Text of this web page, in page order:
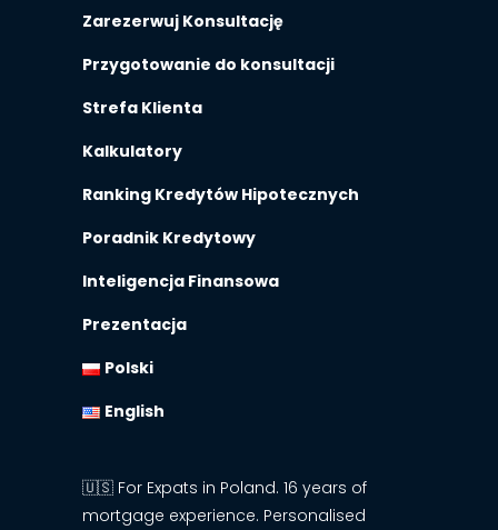
Zarezerwuj Konsultację
Przygotowanie do konsultacji
Strefa Klienta
Kalkulatory
Ranking Kredytów Hipotecznych
Poradnik Kredytowy
Inteligencja Finansowa
Prezentacja
Polski
English
🇺🇸 For Expats in Poland. 16 years of
mortgage experience. Personalised